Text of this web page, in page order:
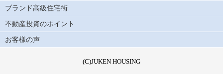
ブランド高級住宅街
不動産投資のポイント
お客様の声
(C)JUKEN HOUSING